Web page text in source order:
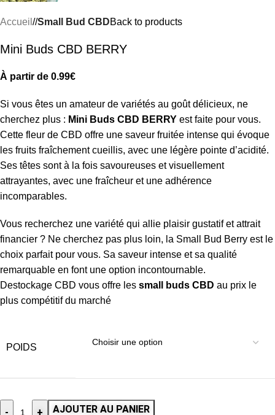
Accueil / Small Bud CBDBack to products
Mini Buds CBD BERRY
À partir de 0.99€
Si vous êtes un amateur de variétés au goût délicieux, ne
cherchez plus : Mini Buds CBD BERRY est faite pour vous.
Cette fleur de CBD offre une saveur fruitée intense qui évoque
les fruits fraîchement cueillis, avec une légère pointe d’acidité.
Ses têtes sont à la fois savoureuses et visuellement
attrayantes, avec une fraîcheur et une adhérence
incomparables.
Vous recherchez une variété qui allie plaisir gustatif et attrait
financier ? Ne cherchez pas plus loin, la Small Bud Berry est le
choix parfait pour vous. Sa saveur intense et sa qualité
remarquable en font une option incontournable.
Destockage CBD vous offre les small buds CBD au prix le
plus compétitif du marché
POIDS
- + AJOUTER AU PANIER